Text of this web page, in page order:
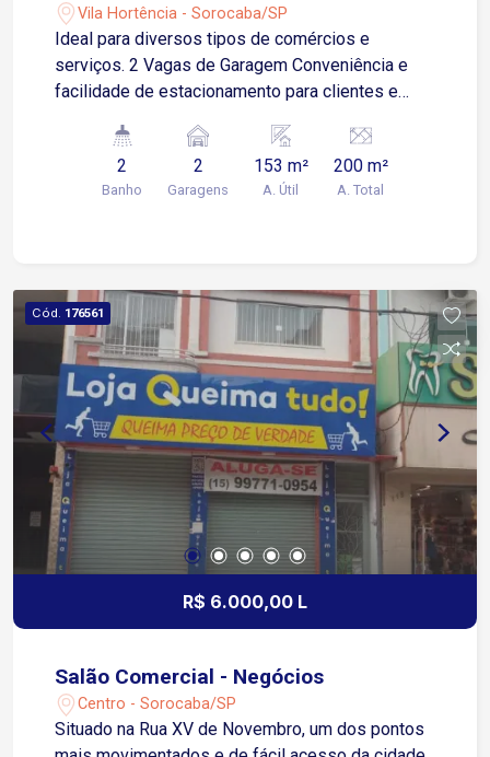
Vila Hortência - Sorocaba/SP
Ideal para diversos tipos de comércios e
serviços. 2 Vagas de Garagem Conveniência e
facilidade de estacionamento para clientes e
adicional, como área de serviço ou para
ampliação do negócio. Localização: Centro de
Sorocaba, em uma região estratégica com grande
2
Banho
2
Garagens
153 m²
A. Útil
200 m²
A. Total
Cód. 176561
R$ 6.000,00 L
Salão Comercial - Negócios
Centro - Sorocaba/SP
Situado na Rua XV de Novembro, um dos pontos